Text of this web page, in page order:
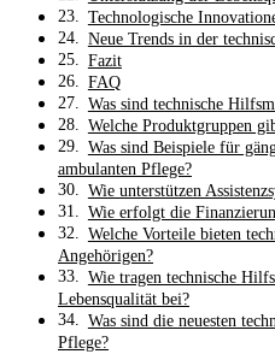
Technologische
Neue Trends in der
Fazit
FAQ
Was sind technische
Welche Produktgruppen
Was sind Beispiele für
ambulanten Pflege?
Wie unterstützen
Wie erfolgt die
Welche Vorteile bieten
Angehörigen?
Wie tragen technische
Lebensqualität bei?
Was sind die neuesten
Pflege?